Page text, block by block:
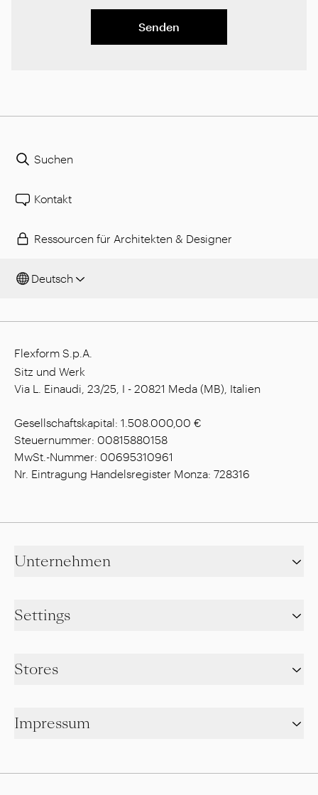
Senden
Suchen
Kontakt
Ressourcen für Architekten & Designer
Deutsch
Flexform S.p.A.
Sitz und Werk
Via L. Einaudi, 23/25, I - 20821 Meda (MB), Italien
Gesellschaftskapital: 1.508.000,00 €
Steuernummer: 00815880158
MwSt.-Nummer: 00695310961
Nr. Eintragung Handelsregister Monza: 728316
Unternehmen
Settings
Stores
Impressum